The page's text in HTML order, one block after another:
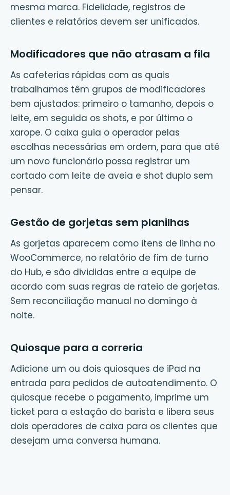
mesma marca. Fidelidade, registros de
clientes e relatórios devem ser unificados.
Modificadores que não atrasam a fila
As cafeterias rápidas com as quais
trabalhamos têm grupos de modificadores
bem ajustados: primeiro o tamanho, depois o
leite, em seguida os shots, e por último o
xarope. O caixa guia o operador pelas
escolhas necessárias em ordem, para que até
um novo funcionário possa registrar um
cortado com leite de aveia e shot duplo sem
pensar.
Gestão de gorjetas sem planilhas
As gorjetas aparecem como itens de linha no
WooCommerce, no relatório de fim de turno
do Hub, e são divididas entre a equipe de
acordo com suas regras de rateio de gorjetas.
Sem reconciliação manual no domingo à
noite.
Quiosque para a correria
Adicione um ou dois quiosques de iPad na
entrada para pedidos de autoatendimento. O
quiosque recebe o pagamento, imprime um
ticket para a estação do barista e libera seus
dois operadores de caixa para os clientes que
desejam uma conversa humana.